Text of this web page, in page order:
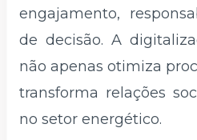
engajamento,
de decisão. A
não apenas otimiza
transforma relações
no setor energético.